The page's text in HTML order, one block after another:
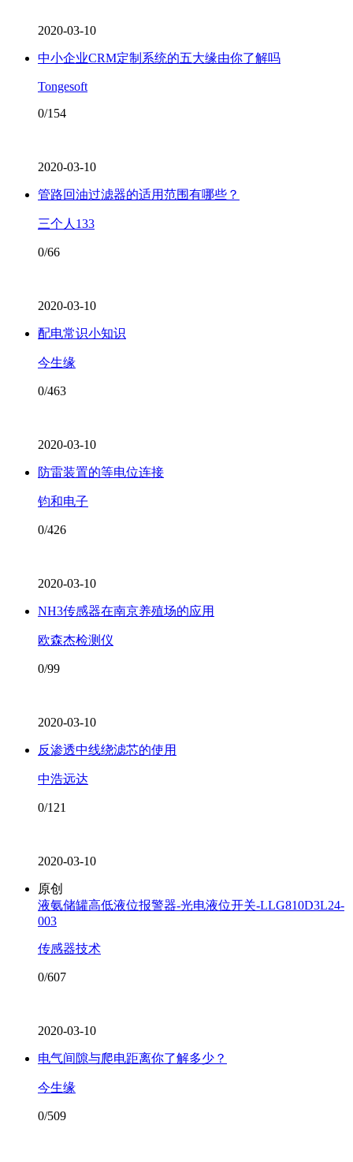
2020-03-10
中小企业CRM定制系统的五大缘由你了解吗
Tongesoft
0/154
2020-03-10
管路回油过滤器的适用范围有哪些？
三个人133
0/66
2020-03-10
配电常识小知识
今生缘
0/463
2020-03-10
防雷装置的等电位连接
钧和电子
0/426
2020-03-10
NH3传感器在南京养殖场的应用
欧森杰检测仪
0/99
2020-03-10
反渗透中线绕滤芯的使用
中浩远达
0/121
2020-03-10
原创
液氨储罐高低液位报警器-光电液位开关-LLG810D3L24-
003
传感器技术
0/607
2020-03-10
电气间隙与爬电距离你了解多少？
今生缘
0/509